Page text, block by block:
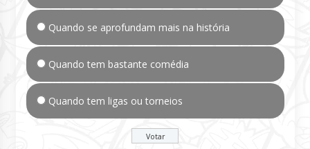
Quando se aprofundam mais na história
Quando tem bastante comédia
Quando tem ligas ou torneios